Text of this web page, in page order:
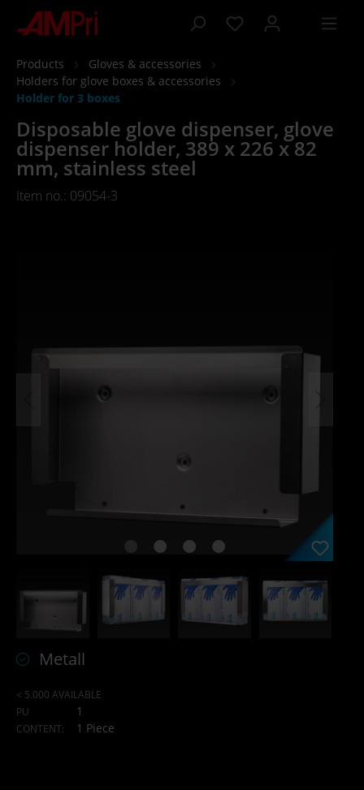
content
Products
Gloves & accessories
Holders for glove boxes & accessories
Holder for 3 boxes
Disposable glove dispenser, glove
dispenser holder, 389 x 226 x 82
mm, stainless steel
Item no.: 09054-3
Metall
< 5.000 AVAILABLE
PU
1
CONTENT: 1 Piece